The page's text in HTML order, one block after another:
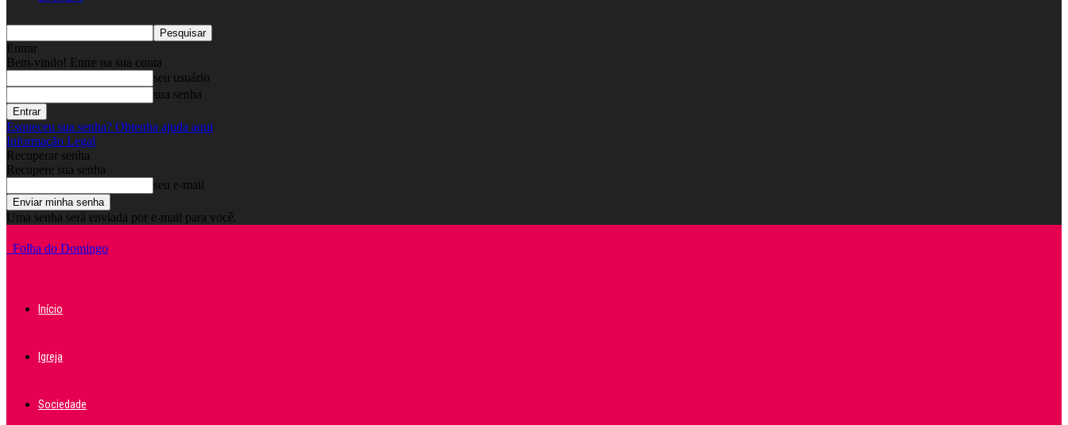
Entrar
Bem-vindo! Entre na sua conta
seu usuário
sua senha
Esqueceu sua senha? Obtenha ajuda aqui
Informação Legal
Recuperar senha
Recupere sua senha
seu e-mail
Uma senha será enviada por e-mail para você.
Folha do Domingo
Início
Igreja
Sociedade